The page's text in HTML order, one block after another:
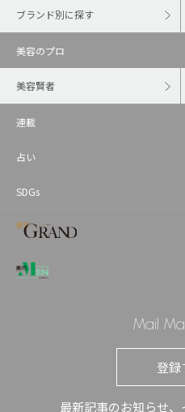
ブランド別に探す
美容のプロ
美容賢者
連載
占い
SDGs
Mail
登録
最新記事のお知らせ、